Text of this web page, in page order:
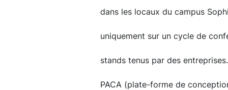
dans les locaux du campus
uniquement sur un cycle de
stands tenus par des
PACA (plate-forme de